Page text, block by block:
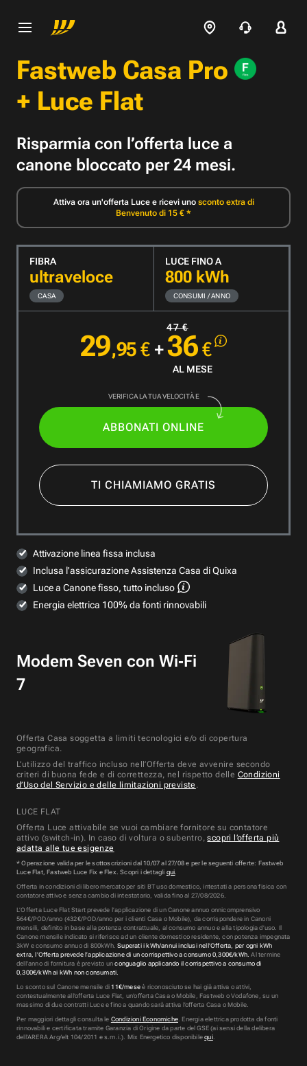
Fastweb Casa Pro
+ Luce Flat
Risparmia con l’offerta luce a
canone bloccato per 24 mesi.
Attiva ora un'offerta Luce e ricevi uno sconto extra di
Benvenuto di 15 € *
FIBRA
ultraveloce
CASA
LUCE FINO A
800kWh
CONSUMI / ANNO
47 €
29,95€ +36€
AL MESE
VERIFICA LA TUA VELOCITÀ E
ABBONATI ONLINE
TI CHIAMIAMO GRATIS
Attivazione linea fissa inclusa
Inclusa l'assicurazione Assistenza Casa di Quixa
Luce a Canone fisso, tutto incluso
Energia elettrica 100% da fonti rinnovabili
Modem Seven con Wi‑Fi
7
Offerta Casa soggetta a limiti tecnologici e/o di copertura
geografica.
L’utilizzo del traffico incluso nell’Offerta deve avvenire secondo
criteri di buona fede e di correttezza, nel rispetto delle Condizioni
d’Uso del Servizio e delle limitazioni previste .
LUCE FLAT
Offerta Luce attivabile se vuoi cambiare fornitore su contatore
attivo (switch-in). In caso di voltura o subentro,scopri l’offerta più
adatta alle tue esigenze
* Operazione valida per le sottoscrizioni dal 10/07 al 27/08 e per le seguenti offerte: Fastweb
Luce Flat, Fastweb Luce Fix e Flex. Scopri i dettagli qui
Offerta in condizioni di libero mercato per siti BT uso domestico, intestati a persona fisica con
contatore attivo e senza cambio di intestatario, valida fino al 27/08/2026.
L’Offerta Luce Flat Start prevede l’applicazione di un Canone annuo onnicomprensivo
564€/POD/anno (432€/POD/anno per i clienti Casa o Mobile), da corrispondere in Canoni
mensili, definito in base alla potenza contrattuale, al consumo annuo e alla tipologia d’uso. Il
Canone mensile indicato si riferisce ad un cliente domestico residente, con potenza impegnata
3kW e consumo annuo di 800kWh.Superati i kWh/annui inclusi nell’Offerta, per ogni kWh
extra, l’Offerta prevede l’applicazione di un corrispettivo a consumo 0,300€/kWh. Al termine
dell'anno di fornitura è previsto unconguaglio applicando il corrispettivo a consumo di
0,300€/kWh ai kWh non consumati.
Lo sconto sul Canone mensile di11€/mese è riconosciuto se hai già attiva o attivi,
contestualmente all’offerta Luce Flat, un’offerta Casa o Mobile, Fastweb o Vodafone, su un
massimo di due contratti Luce e fino a quando sarà attiva l’offerta Casa o Mobile.
Per maggiori dettagli consulta le Condizioni Economiche . Energia elettrica prodotta da fonti
rinnovabili e certificata tramite Garanzia di Origine da parte del GSE (ai sensi della delibera
dell’ARERA Arg/elt 104/2011 e s.m.i.). Mix Energetico disponibilequi.